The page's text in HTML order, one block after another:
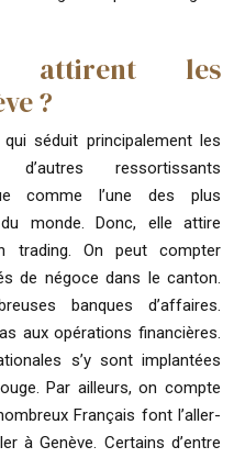
attirent les
?
séduit principalement les
ressortissants
comme l’une des plus
monde. Donc, elle attire
trading. On peut compter
de négoce dans le canton.
banques d’affaires.
aux opérations financières.
s’y sont implantées
Par ailleurs, on compte
Français font l’aller-
à Genève. Certains d’entre